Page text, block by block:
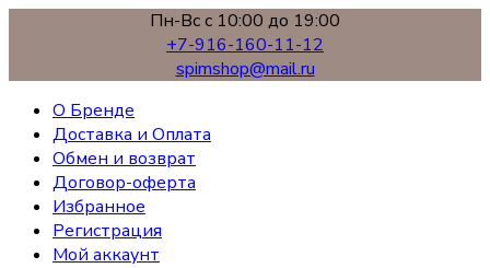
Пн-Вс с 10:00 до 19:00
+7-916-160-11-12
spimshop@mail.ru
О Бренде
Доставка и Оплата
Обмен и возврат
Договор-оферта
Избранное
Регистрация
Мой аккаунт